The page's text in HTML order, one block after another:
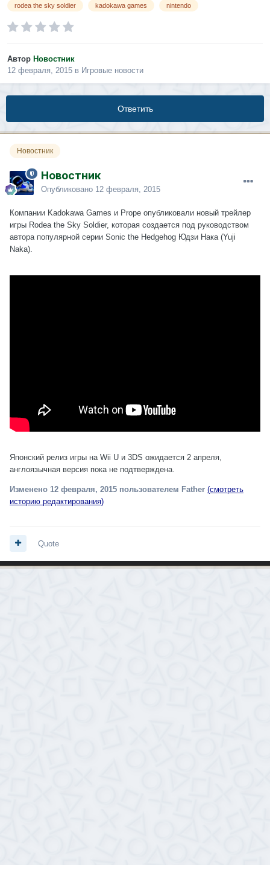
rodea the sky soldier kadokawa games nintendo
Автор Новостник
12 февраля, 2015 в Игровые новости
Ответить
Новостник
Новостник
Опубликовано 12 февраля, 2015
Компании Kadokawa Games и Prope опубликовали новый трейлер
игры Rodea the Sky Soldier, которая создается под руководством
автора популярной серии Sonic the Hedgehog Юдзи Нака (Yuji
Naka).
Японский релиз игры на Wii U и 3DS ожидается 2 апреля,
англоязычная версия пока не подтверждена.
Изменено 12 февраля, 2015 пользователем Father (смотреть
историю редактирования)
Quote